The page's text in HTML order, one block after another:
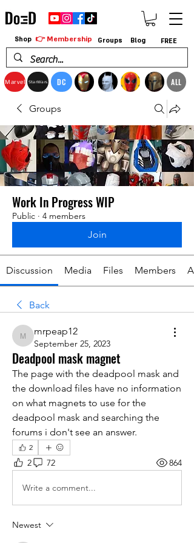
Marvel StarWars DC ALL
Shop 👉 Membership Groups Blog FREE
Groups
Work In Progress WIP
Public · 4 members
Join
Discussion Media Files Members
Back
mrpeap12
mrpeap12
September 25, 2023
Deadpool mask magnet
The page with the deadpool mask and
the download files have no information
on what magnets to use for the
deadpool mask and searching the
forums i don't see an answer.
2
2 72 864
Write a comment...
Newest